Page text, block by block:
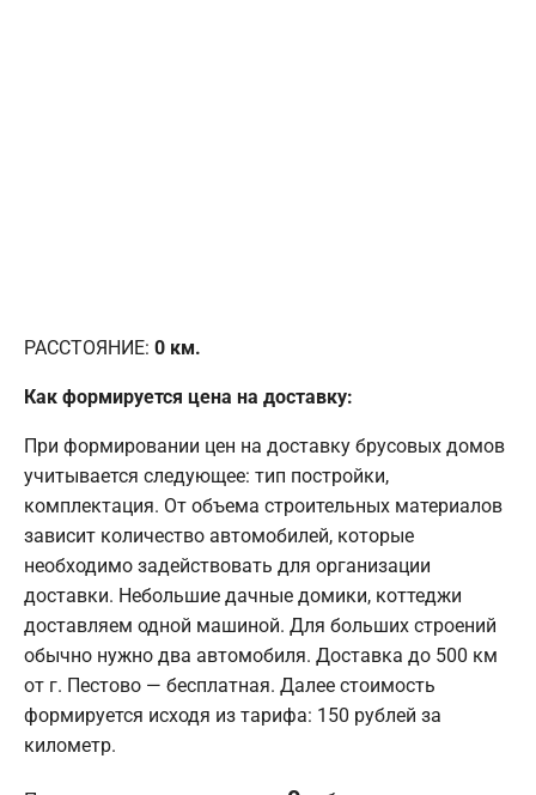
РАССТОЯНИЕ: 0 км.
Как формируется цена на доставку:
При формировании цен на доставку брусовых домов
учитывается следующее: тип постройки,
комплектация. От объема строительных материалов
зависит количество автомобилей, которые
необходимо задействовать для организации
доставки. Небольшие дачные домики, коттеджи
доставляем одной машиной. Для больших строений
обычно нужно два автомобиля. Доставка до 500 км
от г. Пестово — бесплатная. Далее стоимость
формируется исходя из тарифа: 150 рублей за
километр.